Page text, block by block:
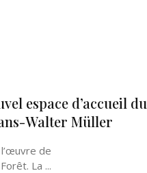
espace d’accueil du
Walter Müller
de
La ...